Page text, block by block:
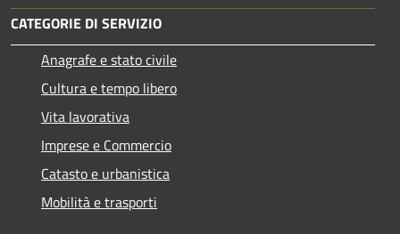
CATEGORIE DI SERVIZIO
Anagrafe e stato civile
Cultura e tempo libero
Vita lavorativa
Imprese e Commercio
Catasto e urbanistica
Mobilità e trasporti